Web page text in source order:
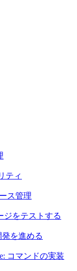
ティ
ス管理
ジをテストする
発を進める
コマンドの実装